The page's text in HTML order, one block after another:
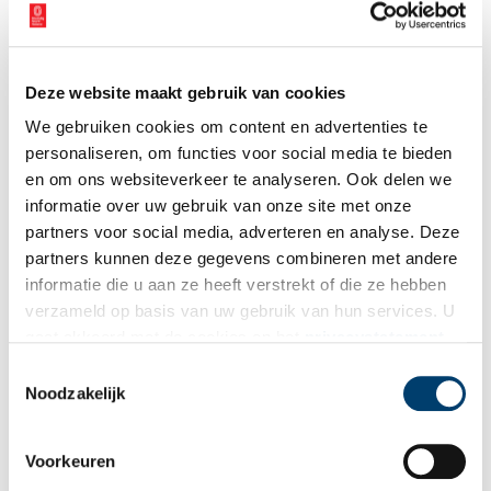
Deze website maakt gebruik van cookies
We gebruiken cookies om content en advertenties te
personaliseren, om functies voor social media te bieden
en om ons websiteverkeer te analyseren. Ook delen we
informatie over uw gebruik van onze site met onze
partners voor social media, adverteren en analyse. Deze
partners kunnen deze gegevens combineren met andere
informatie die u aan ze heeft verstrekt of die ze hebben
verzameld op basis van uw gebruik van hun services. U
Noodzakelijk
Voorkeuren
Kamp Crailo in 1956. Onbekende fotograaf, Gezicht op militair oefenterrein Kamp
Harskamp op de Veluwe is het enige waar parlementair
was geweest, behoorde het in ieder geval tot de zes van de 130
plekken die wel geschikt waren om grote aantallen mensen te